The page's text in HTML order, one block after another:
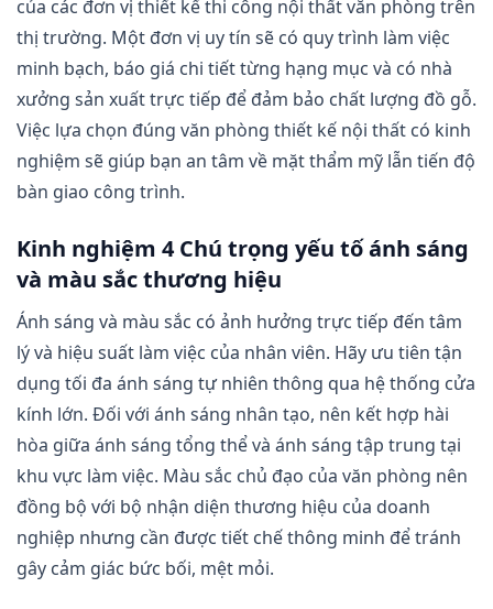
của các đơn vị thiết kế thi công nội thất văn phòng trên
thị trường. Một đơn vị uy tín sẽ có quy trình làm việc
minh bạch, báo giá chi tiết từng hạng mục và có nhà
xưởng sản xuất trực tiếp để đảm bảo chất lượng đồ gỗ.
Việc lựa chọn đúng văn phòng thiết kế nội thất có kinh
nghiệm sẽ giúp bạn an tâm về mặt thẩm mỹ lẫn tiến độ
bàn giao công trình.
Kinh nghiệm 4 Chú trọng yếu tố ánh sáng
và màu sắc thương hiệu
Ánh sáng và màu sắc có ảnh hưởng trực tiếp đến tâm
lý và hiệu suất làm việc của nhân viên. Hãy ưu tiên tận
dụng tối đa ánh sáng tự nhiên thông qua hệ thống cửa
kính lớn. Đối với ánh sáng nhân tạo, nên kết hợp hài
hòa giữa ánh sáng tổng thể và ánh sáng tập trung tại
khu vực làm việc. Màu sắc chủ đạo của văn phòng nên
đồng bộ với bộ nhận diện thương hiệu của doanh
nghiệp nhưng cần được tiết chế thông minh để tránh
gây cảm giác bức bối, mệt mỏi.